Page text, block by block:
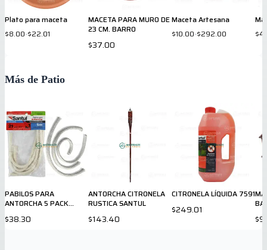
Plato para maceta
$8.00-$22.01
MACETA PARA MURO DE
23 CM. BARRO
$37.00
Maceta Artesana
$10.00-$292.00
Más de Patio
PABILOS PARA
ANTORCHA 5 PACK
$38.30
ANTORCHA CITRONELA
RUSTICA SANTUL
$143.40
CITRONELA LÍQUIDA 7591
$249.01